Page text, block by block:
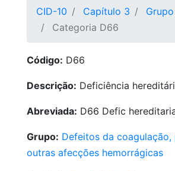
CID-10 Capítulo 3
Categoria D66
Código: D66
Descrição: Deficiência
Abreviada: D66 Defic
Grupo: Defeitos da coagulação,
outras afecções hemorrágicas